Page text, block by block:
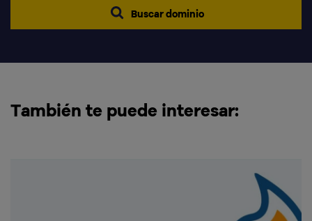
Buscar dominio
También te puede interesar: